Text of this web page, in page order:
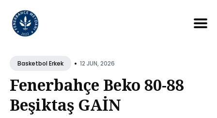
Blog
Basketbol Erkek • 12 JUN, 2026
Fenerbahçe Beko 80-88
Beşiktaş GAİN